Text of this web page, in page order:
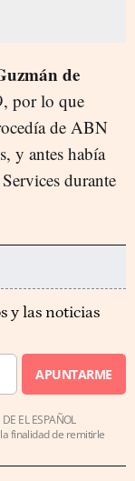
de
por lo que
de ABN
y antes había
durante
y las noticias
APUNTARME
EL ESPAÑOL
finalidad de remitirle